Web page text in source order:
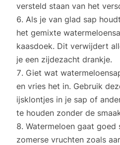
versteld staan van het
Als je van glad sap
het gemixte
kaasdoek. Dit verwijdert
je een zijdezacht drankje.
Giet wat
en vries het in. Gebruik
ijsklontjes in je sap of
te houden zonder de
Watermeloen gaat goed
zomerse vruchten zoals